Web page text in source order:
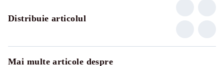
Distribuie articolul
Mai multe articole despre